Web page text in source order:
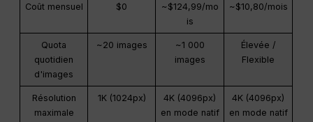
Coût mensuel $0
~$124,99/mo
is
~$10,80/mois
Quota
quotidien
d'images
~20 images
~1 000
images
Élevée /
Flexible
Résolution
maximale
1K (1024px)
4K (4096px)
en mode natif
4K (4096px)
en mode natif